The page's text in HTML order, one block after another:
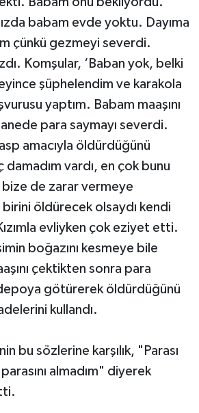
babam evde yoktu. Dayıma
çünkü gezmeyi severdi.
Komşular, ‘Baban yok, belki
şüphelendim ve karakola
yaptım. Babam maaşını
para saymayı severdi.
amacıyla öldürdüğünü
vardı, en çok bunu
de zarar vermeye
birini öldürecek olsaydı kendi
evliyken çok eziyet etti.
boğazını kesmeye bile
çektikten sonra para
götürerek öldürdüğünü
kullandı.
bu sözlerine karşılık, "Parası
almadım" diyerek